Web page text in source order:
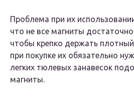
Проблема при их
что не все магниты
чтобы крепко держать
при покупке их обязательно
легких тюлевых занавесок
магниты.